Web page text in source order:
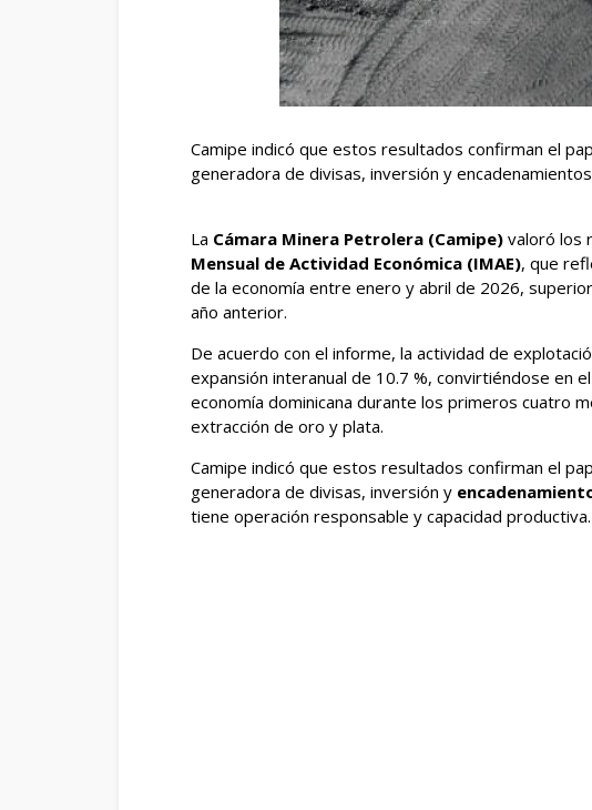
Camipe indicó que estos resultados confirman el
generadora de divisas, inversión y
La Cámara Minera Petrolera (Camipe) valoró los
Mensual de Actividad Económica (IMAE), que
de la economía entre enero y abril de 2026,
año anterior.
De acuerdo con el informe, la actividad de
expansión interanual de 10.7 %, convirtiéndose en
economía dominicana durante los primeros cuatro
extracción de oro y plata.
Camipe indicó que estos resultados confirman el
generadora de divisas, inversión y
tiene operación responsable y capacidad productiva.